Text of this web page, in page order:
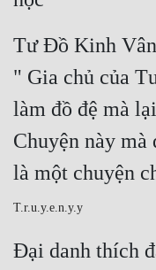
Tư Đồ Kinh
" Gia chủ của
làm đồ đệ mà
Chuyện này
là một chuyện
T.r.u.y.e.n.y.y
Đại danh thích